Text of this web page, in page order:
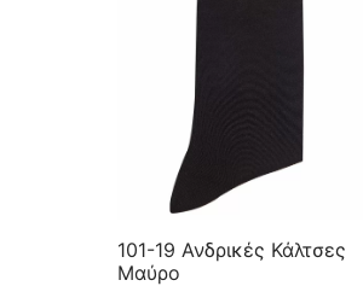
101-19 Ανδρικές Κάλτσες
Μαύρο